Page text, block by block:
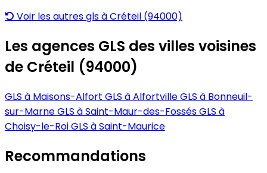
Voir les autres gls à Créteil (94000)
Les agences GLS des villes voisines
de Créteil (94000)
GLS à Maisons-Alfort GLS à AlfortvilleGLS à Bonneuil-
sur-MarneGLS à Saint-Maur-des-FossésGLS à
Choisy-le-RoiGLS à Saint-Maurice
Recommandations